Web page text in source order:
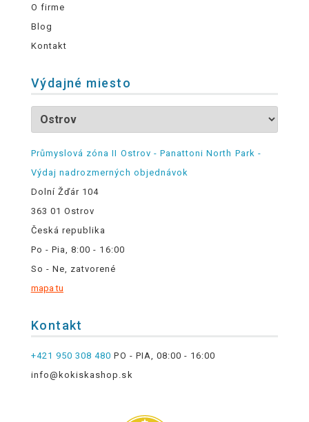
O firme
Blog
Kontakt
Výdajné miesto
Průmyslová zóna II Ostrov - Panattoni North Park -
Výdaj nadrozmerných objednávok
Dolní Žďár 104
363 01 Ostrov
Česká republika
Po - Pia, 8:00 - 16:00
So - Ne, zatvorené
mapa tu
Kontakt
+421 950 308 480 PO - PIA, 08:00 - 16:00
info@kokiskashop.sk